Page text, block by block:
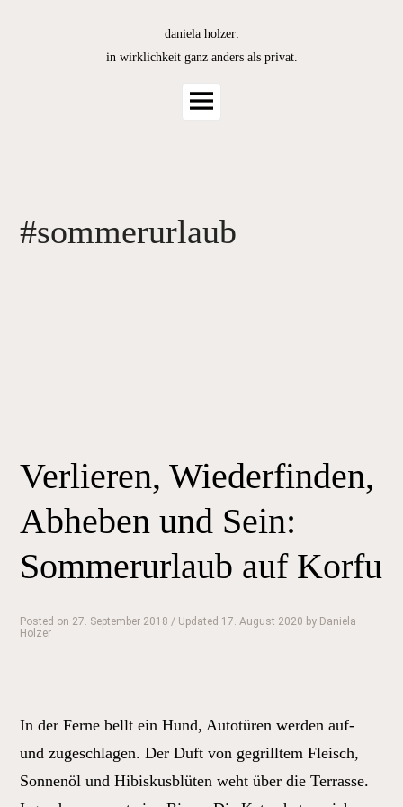
daniela holzer:
in wirklichkeit ganz anders als privat.
Main
#sommerurlaub
Verlieren, Wiederfinden,
Abheben und Sein:
Sommerurlaub auf Korfu
Posted on 27. September 2018 / Updated 17. August 2020 by Daniela
Holzer
In der Ferne bellt ein Hund, Autotüren werden auf-
und zugeschlagen. Der Duft von gegrilltem Fleisch,
Sonnenöl und Hibiskusblüten weht über die Terrasse.